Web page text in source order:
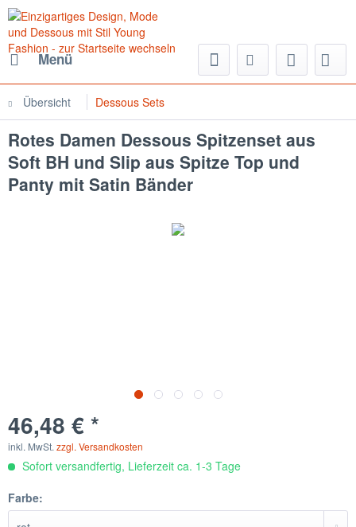
Menü
Übersicht Dessous Sets
Rotes Damen Dessous Spitzenset aus
Soft BH und Slip aus Spitze Top und
Panty mit Satin Bänder
46,48 € *
inkl. MwSt. zzgl. Versandkosten
Sofort versandfertig, Lieferzeit ca. 1-3 Tage
Farbe: